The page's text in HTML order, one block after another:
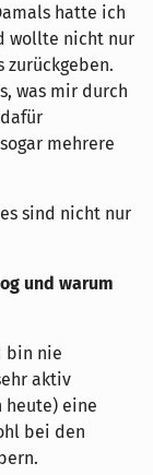
hatte ich
wollte nicht nur
zurückgeben.
was mir durch
mehrere
sind nicht nur
und warum
bin nie
aktiv
heute) eine
bei den